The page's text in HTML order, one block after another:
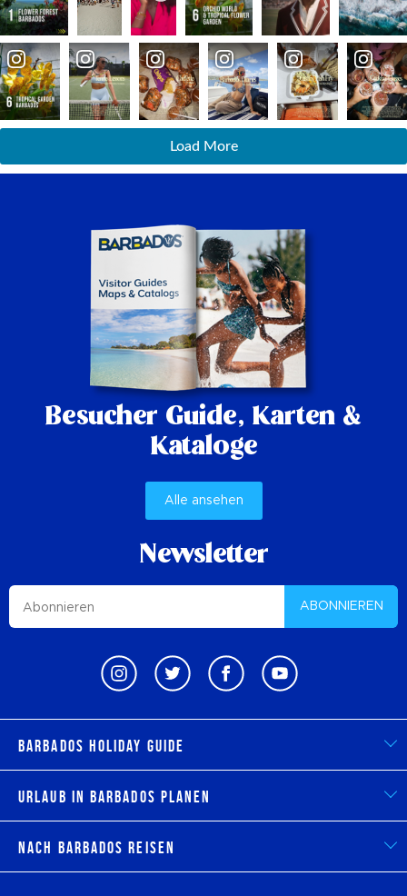
Load More
Besucher Guide, Karten &
Kataloge
Alle ansehen
Newsletter
ABONNIEREN
Barbados Holiday Guide
Urlaub in Barbados planen
Nach Barbados reisen